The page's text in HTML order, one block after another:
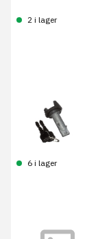
2 i lager
6 i lager